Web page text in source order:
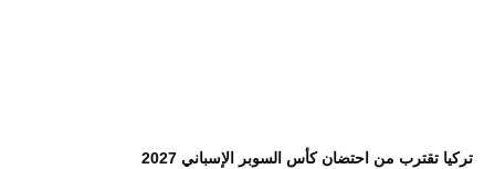
تركيا تقترب من احتضان كأس السوبر الإسباني 2027